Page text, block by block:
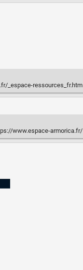
_espace-ressources_fr.htm
www.espace-armorica.fr/